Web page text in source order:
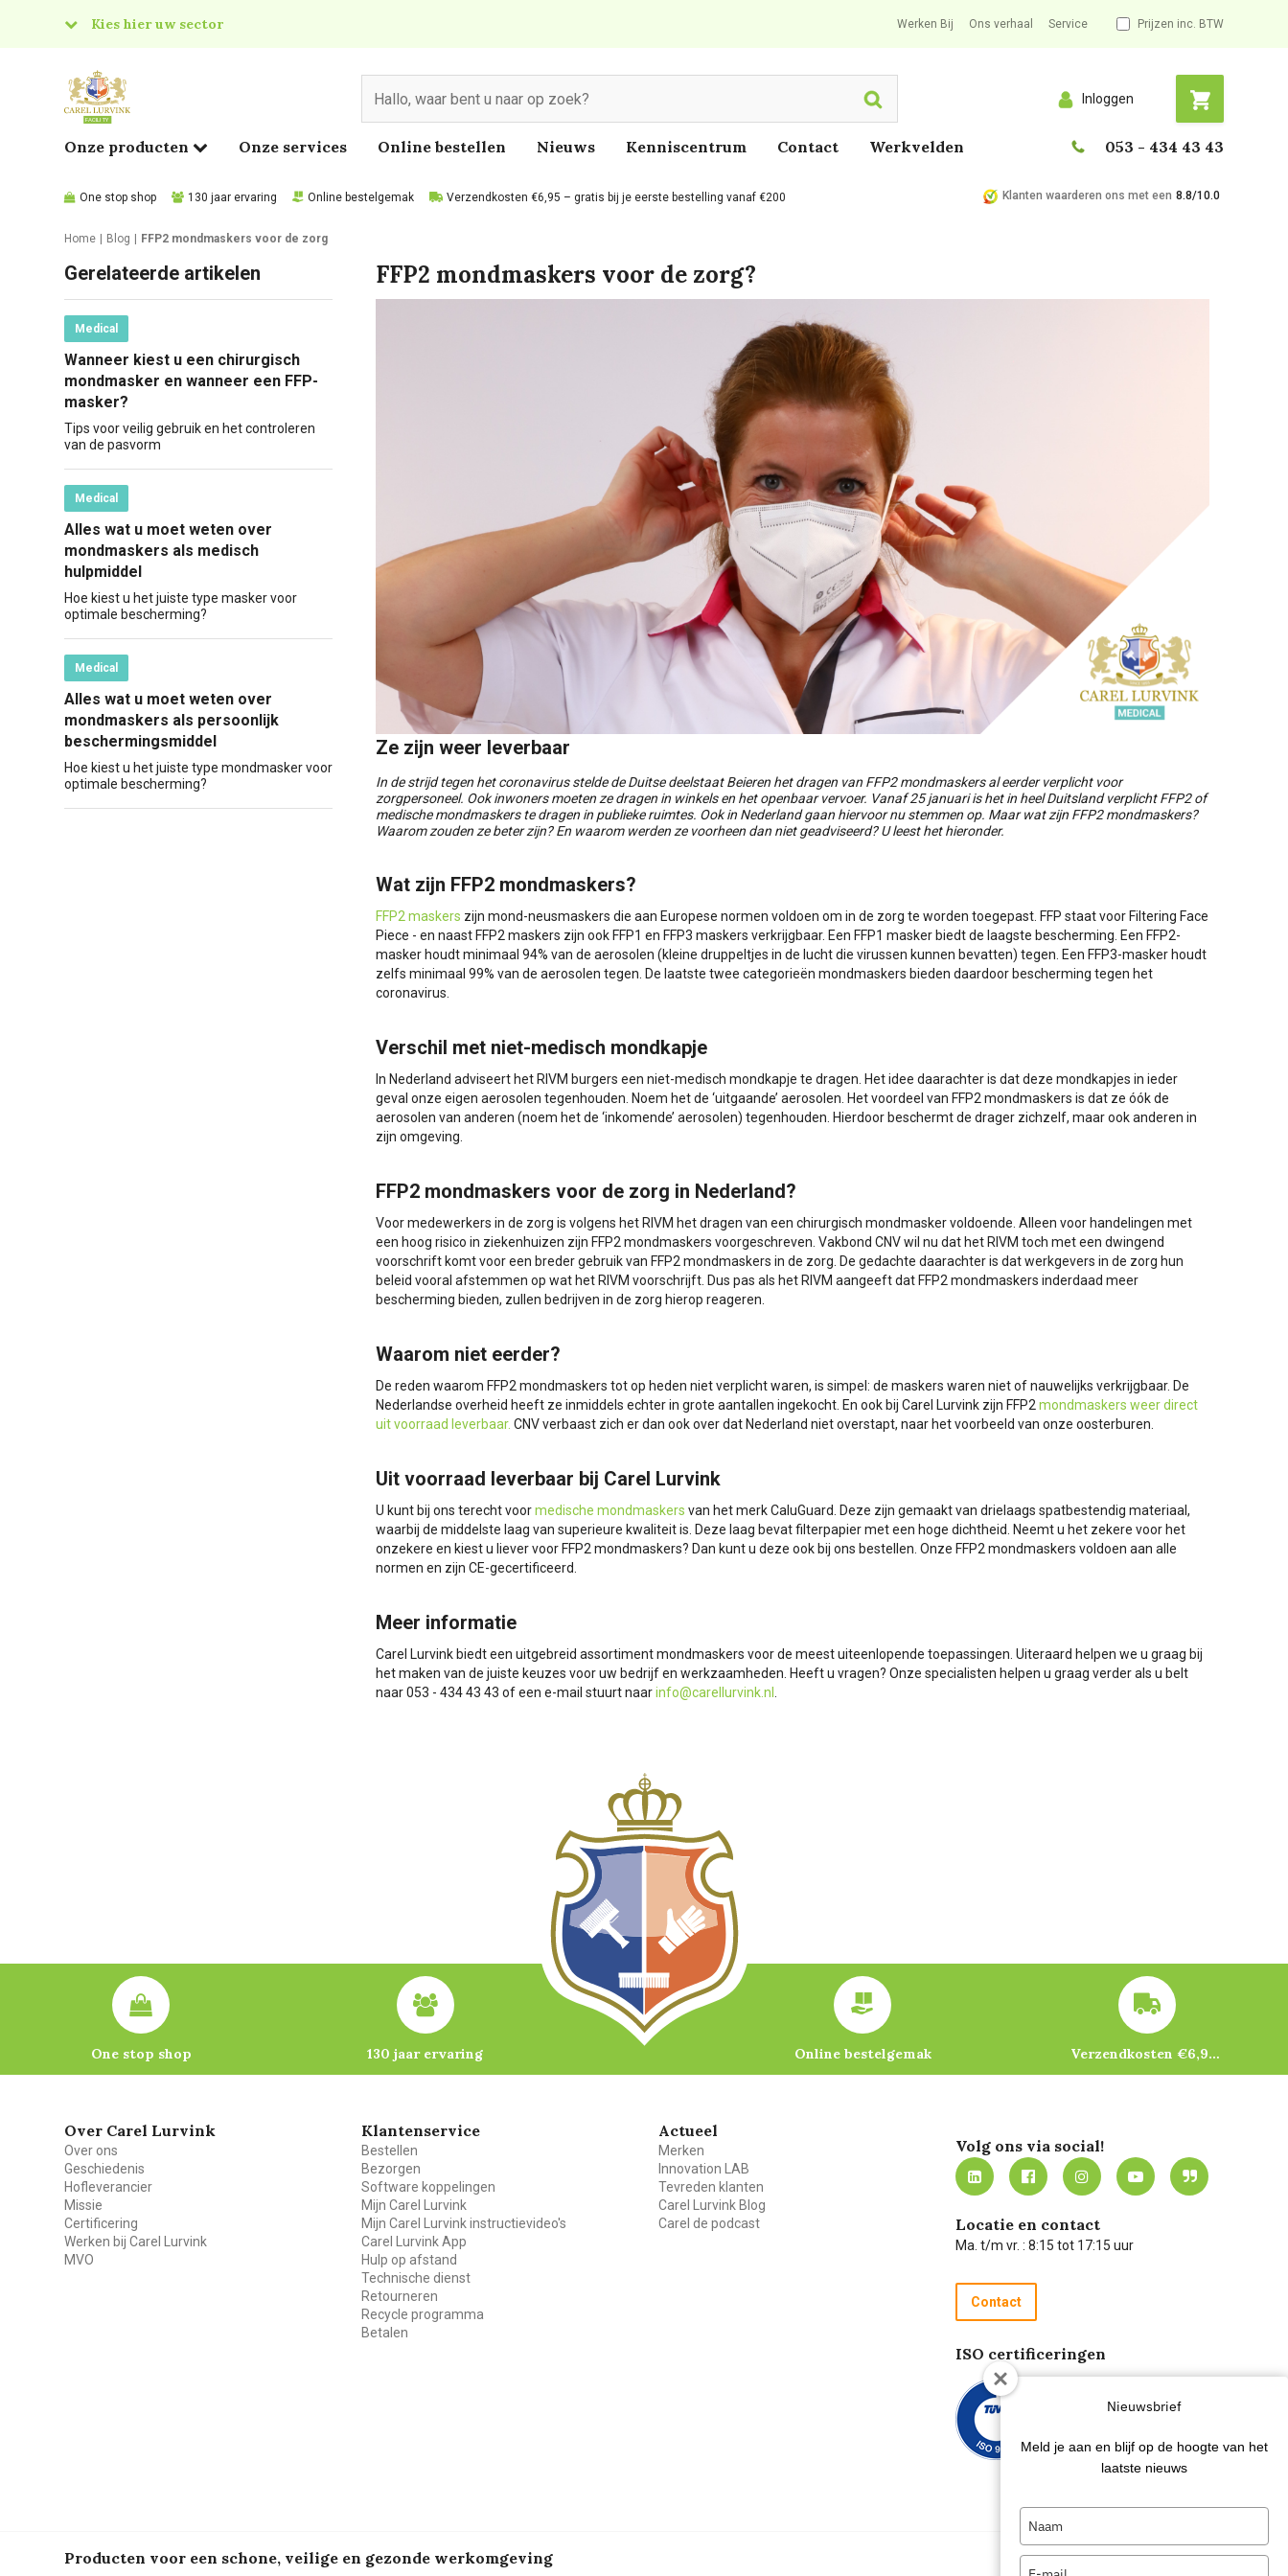
Kies hier uw sector
Food
Werken Bij Ons verhaal Service Prijzen inc. BTW
Search Inloggen
Onze producten Onze services Online bestellen Nieuws Kenniscentrum Contact Werkvelden 053 - 434 43 43
One stop shop 130 jaar ervaring Online bestelgemak Verzendkosten €6,95 – gratis bij je eerste bestelling vanaf €200 Klanten waarderen ons met een 8.8/10.0
Home Blog FFP2 mondmaskers voor de zorg
FFP2 mondmaskers voor de zorg?
Ze zijn weer leverbaar
In de strijd tegen het coronavirus stelde de Duitse deelstaat Beieren het dragen van FFP2 mondmaskers al eerder verplicht voor
zorgpersoneel. Ook inwoners moeten ze dragen in winkels en het openbaar vervoer. Vanaf 25 januari is het in heel Duitsland verplicht FFP2 of
medische mondmaskers te dragen in publieke ruimtes. Ook in Nederland gaan hiervoor nu stemmen op. Maar wat zijn FFP2 mondmaskers?
Waarom zouden ze beter zijn? En waarom werden ze voorheen dan niet geadviseerd? U leest het hieronder.
Wat zijn FFP2 mondmaskers?
FFP2 maskers zijn mond-neusmaskers die aan Europese normen voldoen om in de zorg te worden toegepast. FFP staat voor Filtering Face
Piece - en naast FFP2 maskers zijn ook FFP1 en FFP3 maskers verkrijgbaar. Een FFP1 masker biedt de laagste bescherming. Een FFP2-
masker houdt minimaal 94% van de aerosolen (kleine druppeltjes in de lucht die virussen kunnen bevatten) tegen. Een FFP3-masker houdt
zelfs minimaal 99% van de aerosolen tegen. De laatste twee categorieën mondmaskers bieden daardoor bescherming tegen het
coronavirus.
Verschil met niet-medisch mondkapje
In Nederland adviseert het RIVM burgers een niet-medisch mondkapje te dragen. Het idee daarachter is dat deze mondkapjes in ieder
geval onze eigen aerosolen tegenhouden. Noem het de ‘uitgaande’ aerosolen. Het voordeel van FFP2 mondmaskers is dat ze óók de
aerosolen van anderen (noem het de ‘inkomende’ aerosolen) tegenhouden. Hierdoor beschermt de drager zichzelf, maar ook anderen in
zijn omgeving.
FFP2 mondmaskers voor de zorg in Nederland?
Voor medewerkers in de zorg is volgens het RIVM het dragen van een chirurgisch mondmasker voldoende. Alleen voor handelingen met
een hoog risico in ziekenhuizen zijn FFP2 mondmaskers voorgeschreven. Vakbond CNV wil nu dat het RIVM toch met een dwingend
voorschrift komt voor een breder gebruik van FFP2 mondmaskers in de zorg. De gedachte daarachter is dat werkgevers in de zorg hun
beleid vooral afstemmen op wat het RIVM voorschrijft. Dus pas als het RIVM aangeeft dat FFP2 mondmaskers inderdaad meer
bescherming bieden, zullen bedrijven in de zorg hierop reageren.
Waarom niet eerder?
De reden waarom FFP2 mondmaskers tot op heden niet verplicht waren, is simpel: de maskers waren niet of nauwelijks verkrijgbaar. De
Nederlandse overheid heeft ze inmiddels echter in grote aantallen ingekocht. En ook bij Carel Lurvink zijn FFP2 mondmaskers weer direct
uit voorraad leverbaar. CNV verbaast zich er dan ook over dat Nederland niet overstapt, naar het voorbeeld van onze oosterburen.
Uit voorraad leverbaar bij Carel Lurvink
U kunt bij ons terecht voormedische mondmaskers van het merk CaluGuard. Deze zijn gemaakt van drielaags spatbestendig materiaal,
waarbij de middelste laag van superieure kwaliteit is. Deze laag bevat filterpapier met een hoge dichtheid. Neemt u het zekere voor het
onzekere en kiest u liever voor FFP2 mondmaskers? Dan kunt u deze ook bij ons bestellen. Onze FFP2 mondmaskers voldoen aan alle
normen en zijn CE-gecertificeerd.
Meer informatie
Carel Lurvink biedt een uitgebreid assortiment mondmaskers voor de meest uiteenlopende toepassingen. Uiteraard helpen we u graag bij
het maken van de juiste keuzes voor uw bedrijf en werkzaamheden. Heeft u vragen? Onze specialisten helpen u graag verder als u belt
naar 053 - 434 43 43 of een e-mail stuurt naarinfo@carellurvink.nl
Gerelateerde artikelen
Medical
Wanneer kiest u een chirurgisch
mondmasker en wanneer een FFP-
masker?
Tips voor veilig gebruik en het controleren
van de pasvorm
Medical
Alles wat u moet weten over
mondmaskers als medisch
hulpmiddel
Hoe kiest u het juiste type masker voor
optimale bescherming?
Medical
Alles wat u moet weten over
mondmaskers als persoonlijk
beschermingsmiddel
Hoe kiest u het juiste type mondmasker voor
optimale bescherming?
One stop shop 130 jaar ervaring Online bestelgemak Verzendkosten €6,95 – gratis bij je eerste bestelling vanaf €200
Over Carel Lurvink
Over ons
Geschiedenis
Hofleverancier
Missie
Certificering
Werken bij Carel Lurvink
MVO
Klantenservice
Bestellen
Bezorgen
Software koppelingen
Mijn Carel Lurvink
Mijn Carel Lurvink instructievideo's
Carel Lurvink App
Hulp op afstand
Technische dienst
Retourneren
Recycle programma
Betalen
Actueel
Merken
Innovation LAB
Tevreden klanten
Carel Lurvink Blog
Carel de podcast
Volg ons via social!
Locatie en contact
Ma. t/m vr. : 8:15 tot 17:15 uur
Contact
ISO certificeringen
Producten voor een schone, veilige en gezonde werkomgeving
Nieuwsbrief
Meld je aan en blijf op de hoogte van het
laatste nieuws
name